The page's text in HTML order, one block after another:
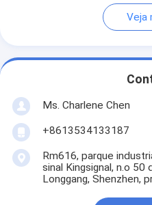
Veja
Ms. Charlene Chen
+8613534133187
Rm616, parque
sinal Kingsignal, n.o
Longgang, Shenzhen,